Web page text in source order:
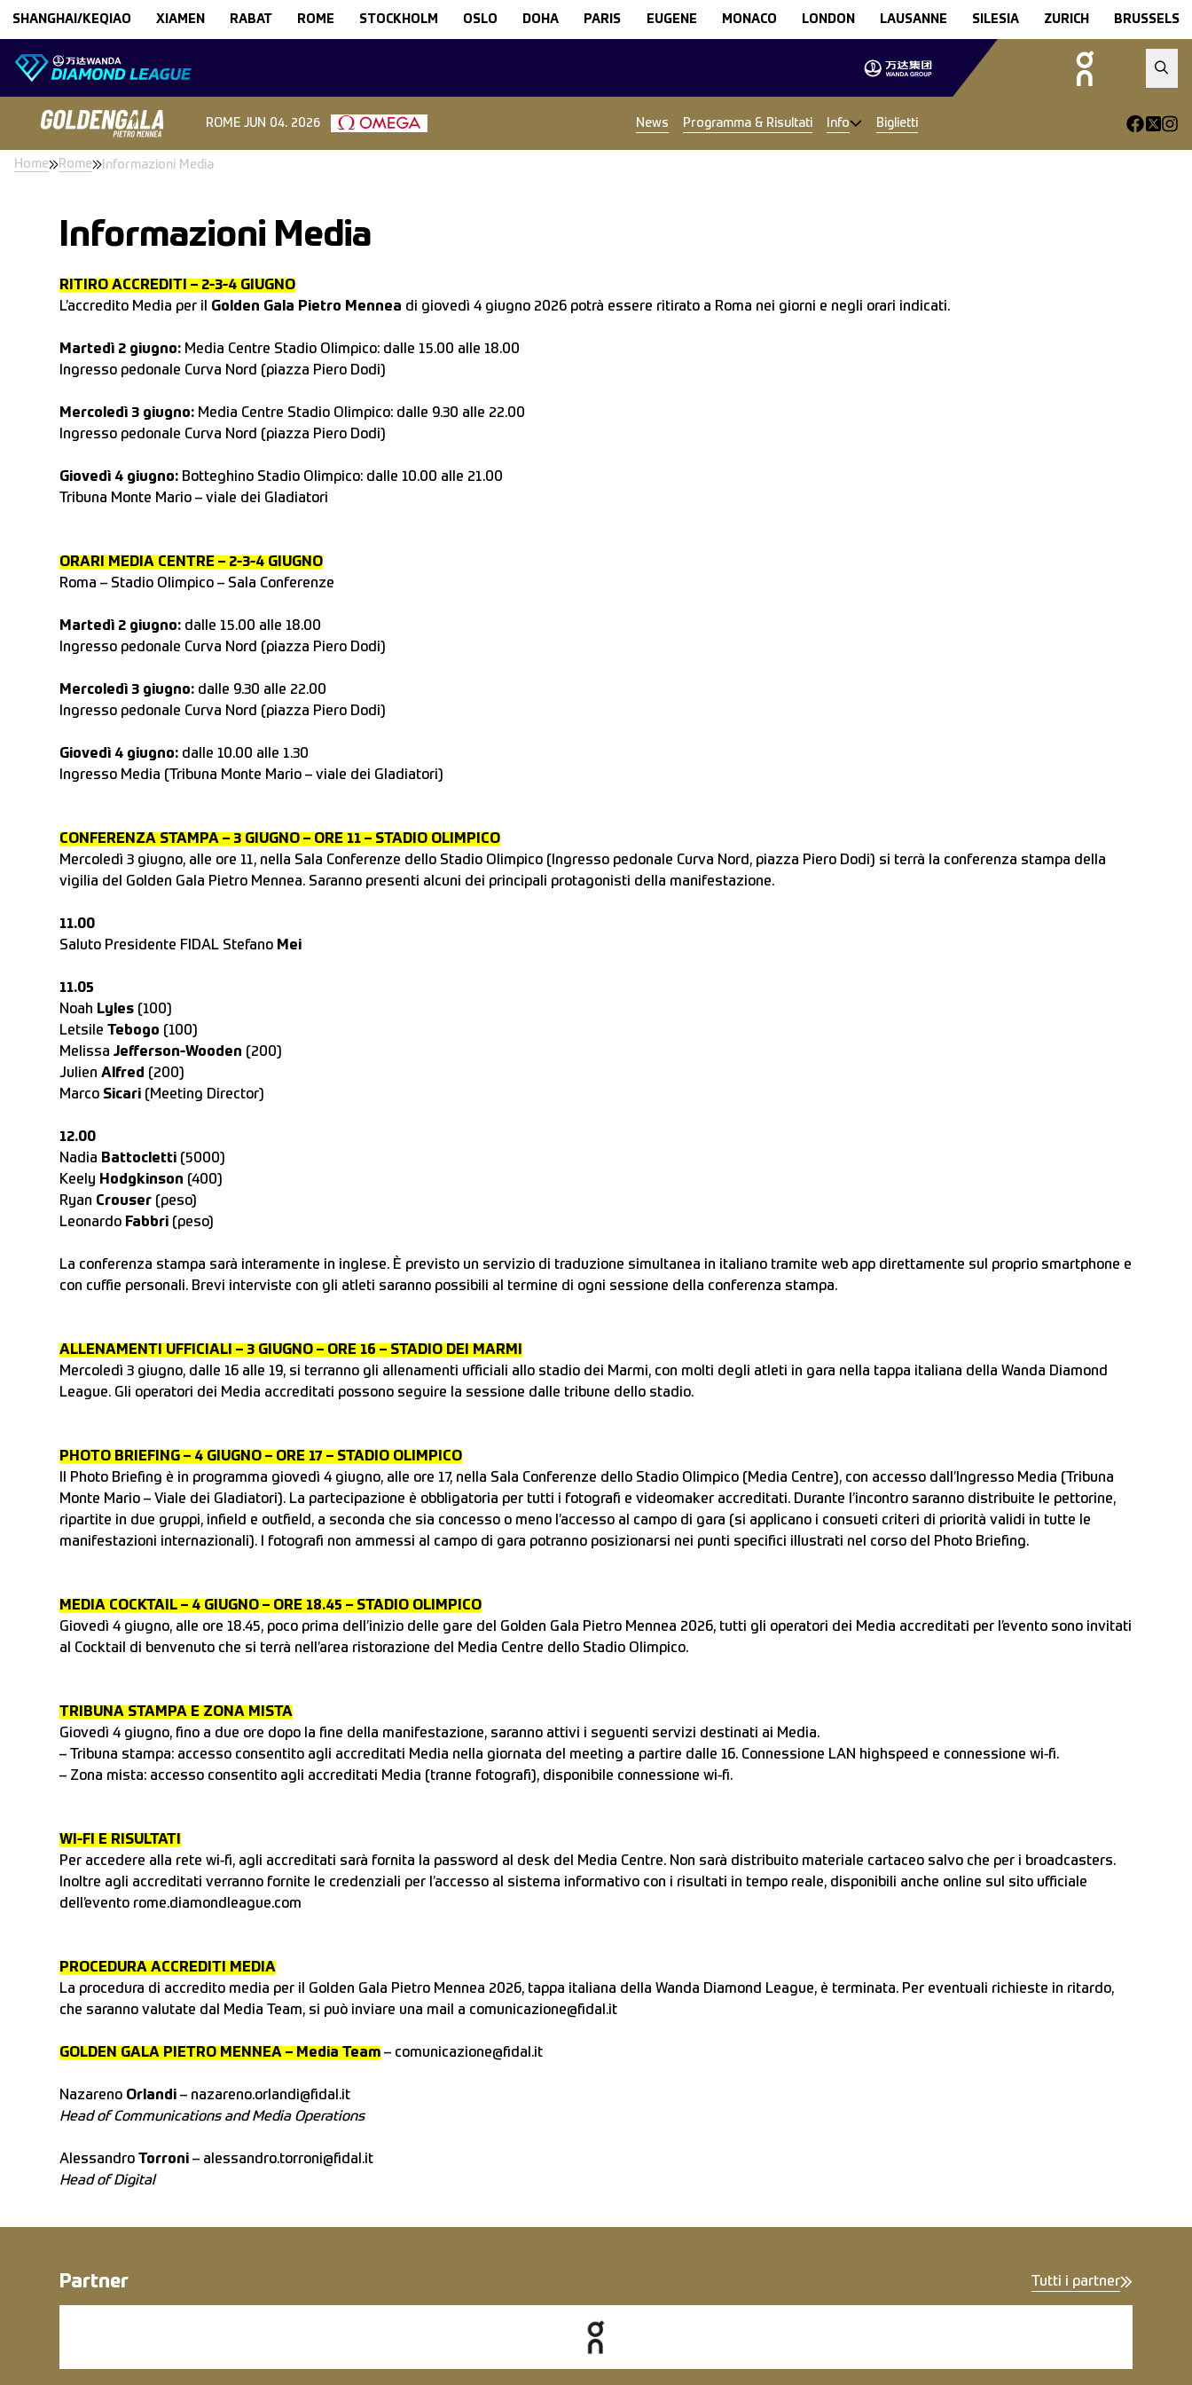
SHANGHAI/KEQIAO XIAMEN RABAT ROME STOCKHOLM OSLO DOHA PARIS EUGENE MONACO LONDON LAUSANNE SILESIA ZURICH BRUSSELS
ROME JUN 04. 2026 News Programma & Risultati Info Biglietti
Home Rome Informazioni Media
Informazioni Media
RITIRO ACCREDITI – 2-3-4 GIUGNO
L’accredito Media per il Golden Gala Pietro Mennea di giovedì 4 giugno 2026 potrà essere ritirato a Roma nei giorni e negli orari indicati.
Martedì 2 giugno: Media Centre Stadio Olimpico: dalle 15.00 alle 18.00
Ingresso pedonale Curva Nord (piazza Piero Dodi)
Mercoledì 3 giugno: Media Centre Stadio Olimpico: dalle 9.30 alle 22.00
Ingresso pedonale Curva Nord (piazza Piero Dodi)
Giovedì 4 giugno: Botteghino Stadio Olimpico: dalle 10.00 alle 21.00
Tribuna Monte Mario – viale dei Gladiatori
ORARI MEDIA CENTRE – 2-3-4 GIUGNO
Roma – Stadio Olimpico – Sala Conferenze
Martedì 2 giugno: dalle 15.00 alle 18.00
Ingresso pedonale Curva Nord (piazza Piero Dodi)
Mercoledì 3 giugno: dalle 9.30 alle 22.00
Ingresso pedonale Curva Nord (piazza Piero Dodi)
Giovedì 4 giugno: dalle 10.00 alle 1.30
Ingresso Media (Tribuna Monte Mario – viale dei Gladiatori)
CONFERENZA STAMPA – 3 GIUGNO – ORE 11 – STADIO OLIMPICO
Mercoledì 3 giugno, alle ore 11, nella Sala Conferenze dello Stadio Olimpico (Ingresso pedonale Curva Nord, piazza Piero Dodi) si terrà la conferenza stampa della
vigilia del Golden Gala Pietro Mennea. Saranno presenti alcuni dei principali protagonisti della manifestazione.
11.00
Saluto Presidente FIDAL Stefano Mei
11.05
Noah Lyles (100)
Letsile Tebogo (100)
Melissa Jefferson-Wooden (200)
Julien Alfred (200)
Marco Sicari (Meeting Director)
12.00
Nadia Battocletti (5000)
Keely Hodgkinson (400)
Ryan Crouser (peso)
Leonardo Fabbri (peso)
La conferenza stampa sarà interamente in inglese. È previsto un servizio di traduzione simultanea in italiano tramite web app direttamente sul proprio smartphone e
con cuffie personali. Brevi interviste con gli atleti saranno possibili al termine di ogni sessione della conferenza stampa.
ALLENAMENTI UFFICIALI – 3 GIUGNO – ORE 16 – STADIO DEI MARMI
Mercoledì 3 giugno, dalle 16 alle 19, si terranno gli allenamenti ufficiali allo stadio dei Marmi, con molti degli atleti in gara nella tappa italiana della Wanda Diamond
League. Gli operatori dei Media accreditati possono seguire la sessione dalle tribune dello stadio.
PHOTO BRIEFING – 4 GIUGNO – ORE 17 – STADIO OLIMPICO
Il Photo Briefing è in programma giovedì 4 giugno, alle ore 17, nella Sala Conferenze dello Stadio Olimpico (Media Centre), con accesso dall’Ingresso Media (Tribuna
Monte Mario – Viale dei Gladiatori). La partecipazione è obbligatoria per tutti i fotografi e videomaker accreditati. Durante l’incontro saranno distribuite le pettorine,
ripartite in due gruppi, infield e outfield, a seconda che sia concesso o meno l’accesso al campo di gara (si applicano i consueti criteri di priorità validi in tutte le
manifestazioni internazionali). I fotografi non ammessi al campo di gara potranno posizionarsi nei punti specifici illustrati nel corso del Photo Briefing.
MEDIA COCKTAIL – 4 GIUGNO – ORE 18.45 – STADIO OLIMPICO
Giovedì 4 giugno, alle ore 18.45, poco prima dell’inizio delle gare del Golden Gala Pietro Mennea 2026, tutti gli operatori dei Media accreditati per l’evento sono invitati
al Cocktail di benvenuto che si terrà nell’area ristorazione del Media Centre dello Stadio Olimpico.
TRIBUNA STAMPA E ZONA MISTA
Giovedì 4 giugno, fino a due ore dopo la fine della manifestazione, saranno attivi i seguenti servizi destinati ai Media.
– Tribuna stampa: accesso consentito agli accreditati Media nella giornata del meeting a partire dalle 16. Connessione LAN highspeed e connessione wi-fi.
– Zona mista: accesso consentito agli accreditati Media (tranne fotografi), disponibile connessione wi-fi.
WI-FI E RISULTATI
Per accedere alla rete wi-fi, agli accreditati sarà fornita la password al desk del Media Centre. Non sarà distribuito materiale cartaceo salvo che per i broadcasters.
Inoltre agli accreditati verranno fornite le credenziali per l’accesso al sistema informativo con i risultati in tempo reale, disponibili anche online sul sito ufficiale
dell’evento rome.diamondleague.com
PROCEDURA ACCREDITI MEDIA
La procedura di accredito media per il Golden Gala Pietro Mennea 2026, tappa italiana della Wanda Diamond League, è terminata. Per eventuali richieste in ritardo,
che saranno valutate dal Media Team, si può inviare una mail a comunicazione@fidal.it
GOLDEN GALA PIETRO MENNEA – Media Team – comunicazione@fidal.it
Nazareno Orlandi – nazareno.orlandi@fidal.it
Head of Communications and Media Operations
Alessandro Torroni – alessandro.torroni@fidal.it
Head of Digital
Partner Tutti i partner